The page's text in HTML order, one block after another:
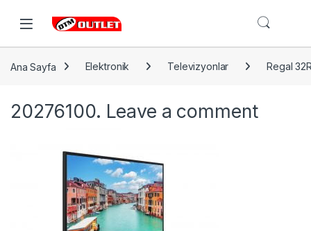
Open
Ana Sayfa Elektronik Televizyonlar Regal
20276100. Leave a comment